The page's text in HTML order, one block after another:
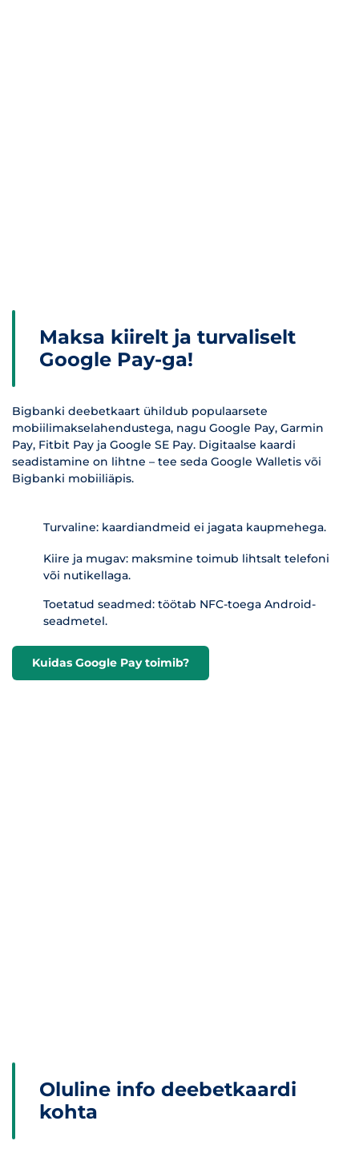
Maksa kiirelt ja turvaliselt
Google Pay-ga!
Bigbanki deebetkaart ühildub populaarsete
mobiilimakselahendustega, nagu Google Pay, Garmin
Pay, Fitbit Pay ja Google SE Pay. Digitaalse kaardi
seadistamine on lihtne – tee seda Google Walletis või
Bigbanki mobiiliäpis.
Turvaline: kaardiandmeid ei jagata kaupmehega.
Kiire ja mugav: maksmine toimub lihtsalt telefoni
või nutikellaga.
Toetatud seadmed: töötab NFC-toega Android-
seadmetel.
Kuidas Google Pay toimib?
Oluline info deebetkaardi
kohta